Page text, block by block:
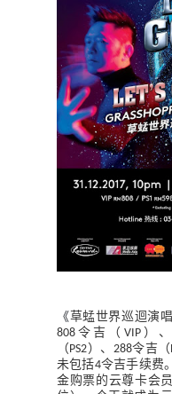
《草蜢世界巡迴演
808 令吉（ VIP）、
（ PS2）、 288令吉（
未包括4令吉手续费。
金购票的云尊卡会